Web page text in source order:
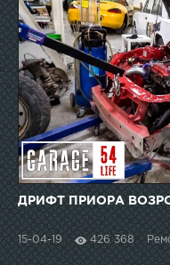
ДРИФТ ПРИОРА
15-04-19 426 368